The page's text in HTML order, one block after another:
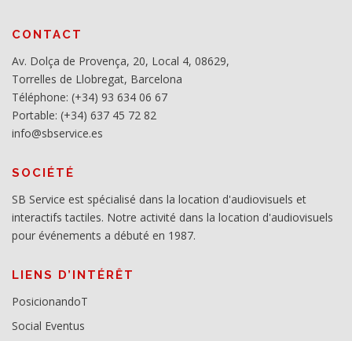
CONTACT
Av. Dolça de Provença, 20, Local 4, 08629,
Torrelles de Llobregat, Barcelona
Téléphone: (+34) 93 634 06 67
Portable: (+34) 637 45 72 82
info@sbservice.es
SOCIÉTÉ
SB Service est spécialisé dans la location d'audiovisuels et
interactifs tactiles. Notre activité dans la location d'audiovisuels
pour événements a débuté en 1987.
LIENS D’INTÉRÊT
PosicionandoT
Social Eventus